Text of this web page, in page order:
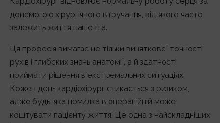
допомогою хірургічного втручання, від якого часто
залежить життя пацієнта.
Ця професія вимагає не тільки виняткової точності
рухів і глибоких знань анатомії, а й здатності
приймати рішення в екстремальних ситуаціях.
Кожен день кардіохірург стикається з ризиком,
адже будь-яка помилка в операційній може
коштувати пацієнту життя. Це одна з найскладніших